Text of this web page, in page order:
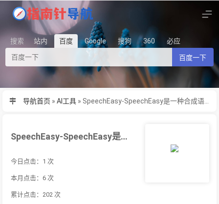
搜索 站内 百度 Google 搜狗 360 必应
百度一下
导航首页 » AI工具 »
SpeechEasy-SpeechEasy是一种合成语音解决方案，可以让用户从文本
今日点击：1 次
本月点击：6 次
累计点击：202 次